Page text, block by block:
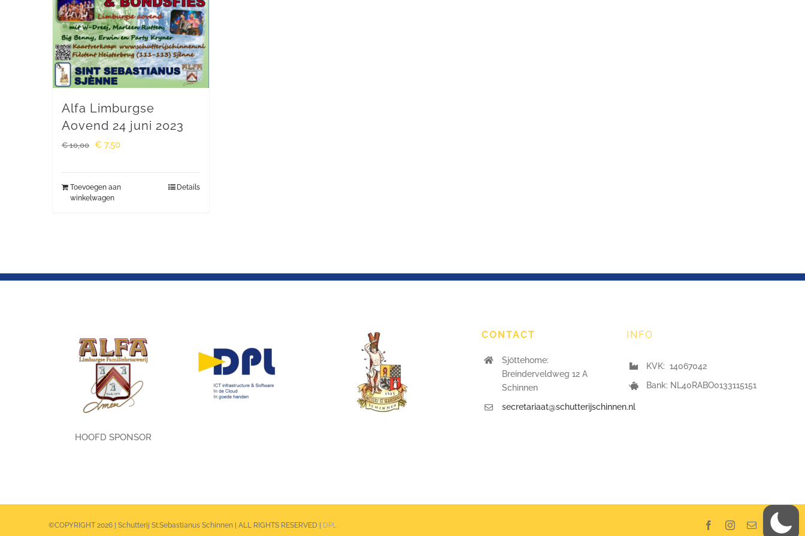
Alfa Limburgse
Aovend 24 juni 2023
€10,00 Oorspronkelijke
was:
€ 10,00.
€ 7,50Huidige
is:
Toevoegen aan
winkelwagen
Details
HOOFD SPONSOR
CONTACT
Sjöttehome:
Breinderveldweg 12 A
Schinnen
secretariaat@schutterijschinnen.nl
INFO
KVK: 14067042
Bank: NL40RABO0133115151
©COPYRIGHT 2026 | Schutterij St.Sebastianus Schinnen | ALL RIGHTS RESERVED | DPL